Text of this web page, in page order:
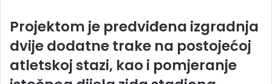
Projektom je predviđena izgradnja
dvije dodatne trake na postojećoj
atletskoj stazi, kao i pomjeranje